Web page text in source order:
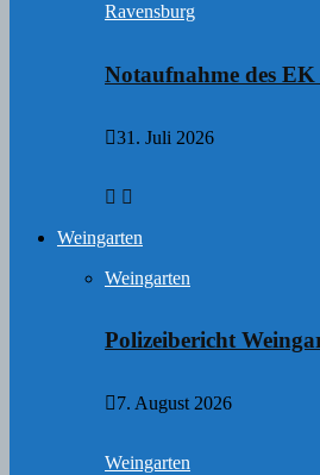
Ravensburg
Notaufnahme des
31. Juli 2026
Weingarten
Weingarten
Polizeibericht
7. August 2026
Weingarten